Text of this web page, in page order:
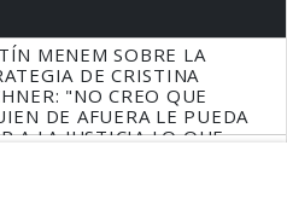
MENEM SOBRE LA
DE CRISTINA
"NO CREO QUE
DE AFUERA LE PUEDA
A LA JUSTICIA LO QUE
DIJO BARDEM DE LA